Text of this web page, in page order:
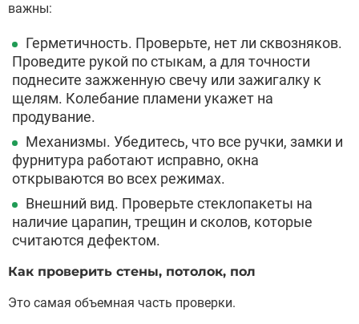
важны:
Герметичность. Проверьте, нет ли сквозняков.
Проведите рукой по стыкам, а для точности
поднесите зажженную свечу или зажигалку к
щелям. Колебание пламени укажет на
продувание.
Механизмы. Убедитесь, что все ручки, замки и
фурнитура работают исправно, окна
открываются во всех режимах.
Внешний вид. Проверьте стеклопакеты на
наличие царапин, трещин и сколов, которые
считаются дефектом.
Как проверить стены, потолок, пол
Это самая объемная часть проверки.